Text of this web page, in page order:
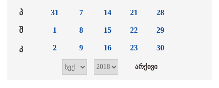
პ
შ
კ
31
1
2
7
8
9
14
15
16
21
22
23
28
29
30